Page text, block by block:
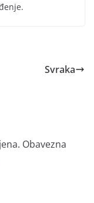
Svraka
Obavezna